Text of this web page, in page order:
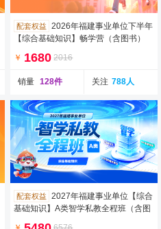
配套权益
2026年福建事业单位下半年
【综合基础知识】畅学营（含图书）
￥ 1680 2016
销量 128件 关注 788人
配套权益
2027年福建事业单位【综合
基础知识】A类智学私教全程班（含图